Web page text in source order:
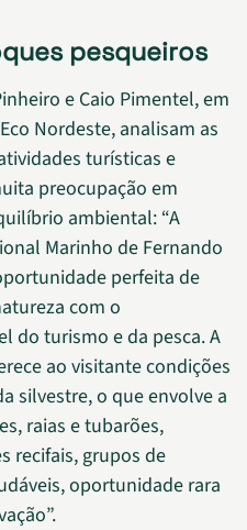
pesqueiros
e Caio Pimentel, em
Nordeste, analisam as
turísticas e
preocupação em
ambiental: “A
Marinho de Fernando
perfeita de
com o
do turismo e da pesca. A
ao visitante condições
silvestre, o que envolve a
raias e tubarões,
recifais, grupos de
oportunidade rara